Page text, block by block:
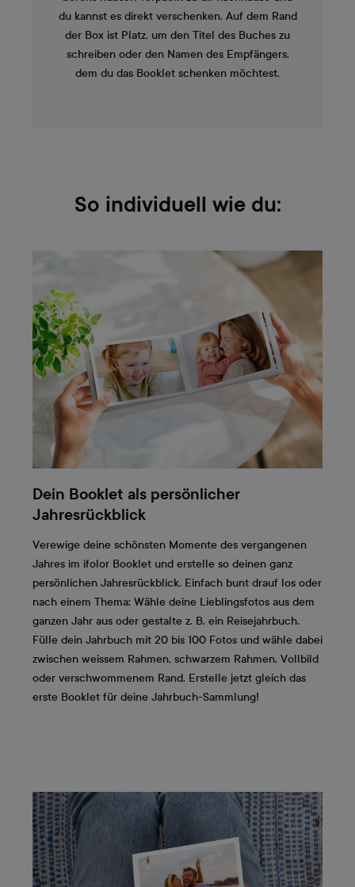
du kannst es direkt verschenken. Auf dem Rand
der Box ist Platz, um den Titel des Buches zu
schreiben oder den Namen des Empfängers,
dem du das Booklet schenken möchtest.
So individuell wie du:
Dein Booklet als persönlicher
Jahresrückblick
Verewige deine schönsten Momente des vergangenen
Jahres im ifolor Booklet und erstelle so deinen ganz
persönlichen Jahresrückblick. Einfach bunt drauf los oder
nach einem Thema: Wähle deine Lieblingsfotos aus dem
ganzen Jahr aus oder gestalte z. B. ein Reisejahrbuch.
Fülle dein Jahrbuch mit 20 bis 100 Fotos und wähle dabei
zwischen weissem Rahmen, schwarzem Rahmen, Vollbild
oder verschwommenem Rand. Erstelle jetzt gleich das
erste Booklet für deine Jahrbuch-Sammlung!